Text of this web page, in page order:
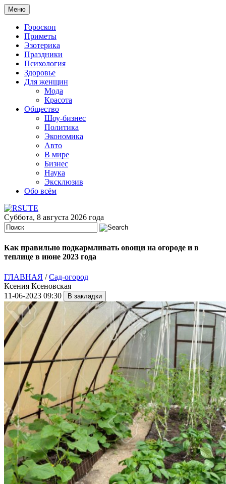
Меню
Гороскоп
Приметы
Эзотерика
Праздники
Психология
Здоровье
Для женщин
Мода
Красота
Общество
Шоу-бизнес
Политика
Экономика
Авто
В мире
Бизнес
Наука
Эксклюзив
Обо всём
Суббота, 8 августа 2026 года
Как правильно подкармливать овощи на огороде и в
теплице в июне 2023 года
ГЛАВНАЯ /Сад-огород
Ксения Ксеновская
11-06-2023 09:30